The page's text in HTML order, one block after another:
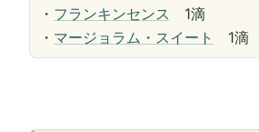
・ フランキンセンス 1滴
・ マージョラム・スイート 1滴